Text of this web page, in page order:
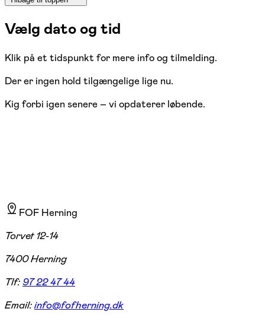
Vælg dato og tid
Klik på et tidspunkt for mere info og tilmelding.
Der er ingen hold tilgængelige lige nu.
Kig forbi igen senere – vi opdaterer løbende.
FOF Herning
Torvet 12-14
7400 Herning
Tlf:97 22 47 44
Email:info@fofherning.dk